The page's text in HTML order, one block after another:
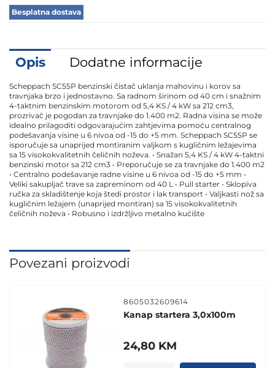
Besplatna dostava
Opis Dodatne informacije
Scheppach SC55P benzinski čistač uklanja mahovinu i korov sa
travnjaka brzo i jednostavno. Sa radnom širinom od 40 cm i snažnim
4-taktnim benzinskim motorom od 5,4 KS / 4 kW sa 212 cm3,
prozrivač je pogodan za travnjake do 1.400 m2. Radna visina se može
idealno prilagoditi odgovarajućim zahtjevima pomoću centralnog
podešavanja visine u 6 nivoa od -15 do +5 mm. Scheppach SC55P se
isporučuje sa unaprijed montiranim valjkom s kugličnim ležajevima
sa 15 visokokvalitetnih čeličnih noževa. • Snažan 5,4 KS / 4 kW 4-taktni
benzinski motor sa 212 cm3 • Preporučuje se za travnjake do 1.400 m2
• Centralno podešavanje radne visine u 6 nivoa od -15 do +5 mm •
Veliki sakupljač trave sa zapreminom od 40 L • Pull starter • Sklopiva
ručka za skladištenje koja štedi prostor i lak transport • Valjkasti nož sa
kugličnim ležajem (unaprijed montiran) sa 15 visokokvalitetnih
čeličnih noževa • Robusno i izdržljivo metalno kućište
Povezani proizvodi
8605032609614
Kanap startera 3,0x100m
24,80 KM